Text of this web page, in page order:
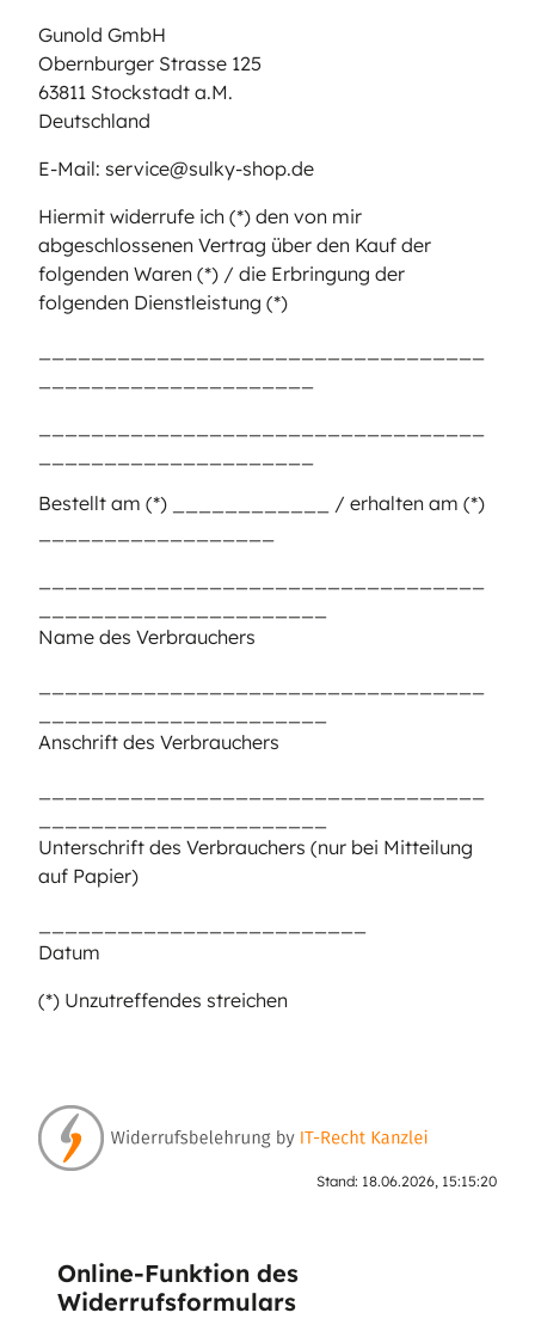
Gunold GmbH
Obernburger Strasse 125
63811 Stockstadt a.M.
Deutschland
E-Mail: service@sulky-shop.de
Hiermit widerrufe ich (*) den von mir
abgeschlossenen Vertrag über den Kauf der
folgenden Waren (*) / die Erbringung der
folgenden Dienstleistung (*)
Bestellt am (*) ____________ / erhalten am (*)
Name des Verbrauchers
Anschrift des Verbrauchers
Unterschrift des Verbrauchers (nur bei Mitteilung
auf Papier)
Datum
(*) Unzutreffendes streichen
Stand: 18.06.2026, 15:15:20
Online-Funktion des
Widerrufsformulars